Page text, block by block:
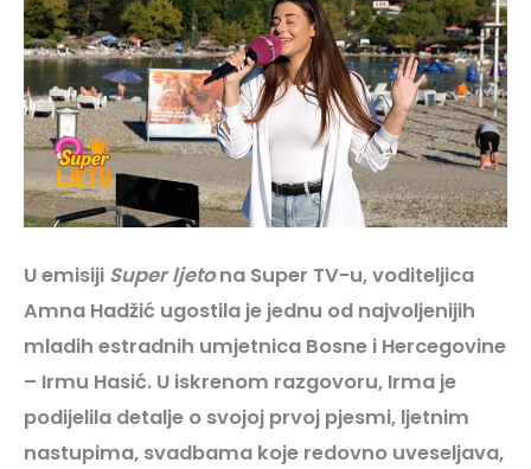
U emisiji Super ljetona Super TV-u, voditeljica
Amna Hadžić ugostila je jednu od najvoljenijih
mladih estradnih umjetnica Bosne i Hercegovine
– Irmu Hasić. U iskrenom razgovoru, Irma je
podijelila detalje o svojoj prvoj pjesmi, ljetnim
nastupima, svadbama koje redovno uveseljava,